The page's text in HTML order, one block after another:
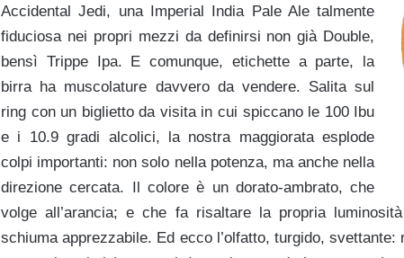
Accidental Jedi, una Imperial India Pale Ale talmente
fiduciosa nei propri mezzi da definirsi non già Double,
bensì Trippe Ipa. E comunque, etichette a parte, la
birra ha muscolature davvero da vendere. Salita sul
ring con un biglietto da visita in cui spiccano le 100 Ibu
e i 10.9 gradi alcolici, la nostra maggiorata esplode
colpi importanti: non solo nella potenza, ma anche nella
direzione cercata. Il colore è un dorato-ambrato, che
volge all’arancia; e che fa risaltare la propria
schiuma apprezzabile. Ed ecco l’olfatto, turgido,